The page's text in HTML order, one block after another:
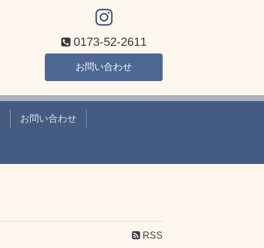
0173-52-2611
お問い合わせ
お問い合わせ
RSS